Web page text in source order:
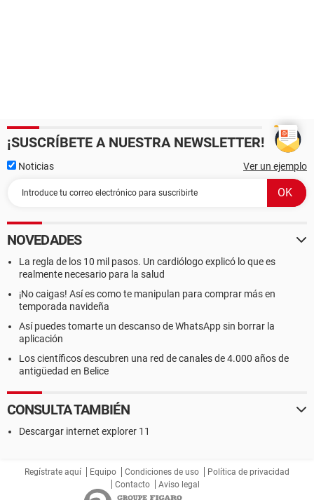
¡SUSCRÍBETE A NUESTRA NEWSLETTER!
Noticias Ver un ejemplo
NOVEDADES
La regla de los 10 mil pasos. Un cardiólogo explicó lo que es
realmente necesario para la salud
¡No caigas! Así es como te manipulan para comprar más en
temporada navideña
Así puedes tomarte un descanso de WhatsApp sin borrar la
aplicación
Los científicos descubren una red de canales de 4.000 años de
antigüedad en Belice
CONSULTA TAMBIÉN
Descargar internet explorer 11
Regístrate aquí Equipo Condiciones de uso
Política de privacidad
Contacto
Aviso legal